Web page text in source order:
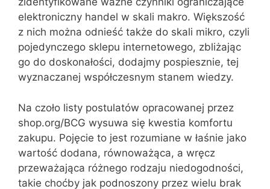
elektroniczny handel w skali makro. Większość
z nich można odnieść także do skali mikro, czyli
pojedynczego sklepu internetowego, zbliżając
go do doskonałości, dodajmy pospiesznie, tej
wyznaczanej współczesnym stanem wiedzy.
Na czoło listy postulatów opracowanej przez
shop.org/BCG wysuwa się kwestia komfortu
zakupu. Pojęcie to jest rozumiane w łaśnie jako
wartość dodana, równoważąca, a wręcz
przeważająca różnego rodzaju niedogodności,
takie choćby jak podnoszony przez wielu brak